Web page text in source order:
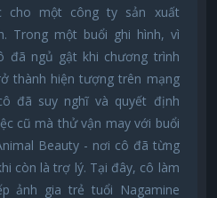
cho một công ty sản xuất
Trong một buổi ghi hình, vì
đã ngủ gật khi chương trình
thành hiện tượng trên mạng
đã suy nghĩ và quyết định
cũ mà thử vận may với buổi
Beauty - nơi cô đã từng
còn là trợ lý. Tại đây, cô làm
ảnh gia trẻ tuổi Nagamine